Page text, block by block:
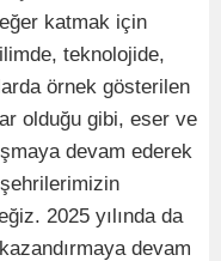
katmak için
teknolojide,
örnek gösterilen
olduğu gibi, eser ve
devam ederek
2025 yılında da
devam